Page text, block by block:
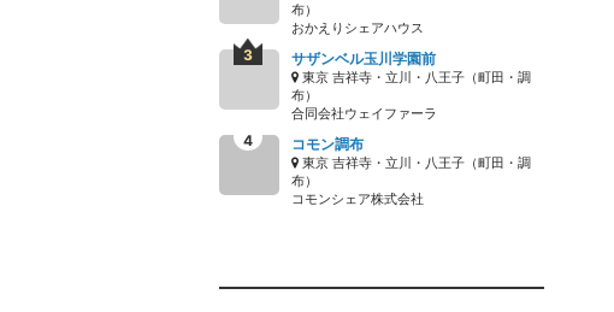
布）
おかえりシェアハウス
サザンベル玉川学園前
東京 吉祥寺・立川・八王子（町田・調
布）
合同会社ウェイファーラ
コモン調布
東京 吉祥寺・立川・八王子（町田・調
布）
コモンシェア株式会社